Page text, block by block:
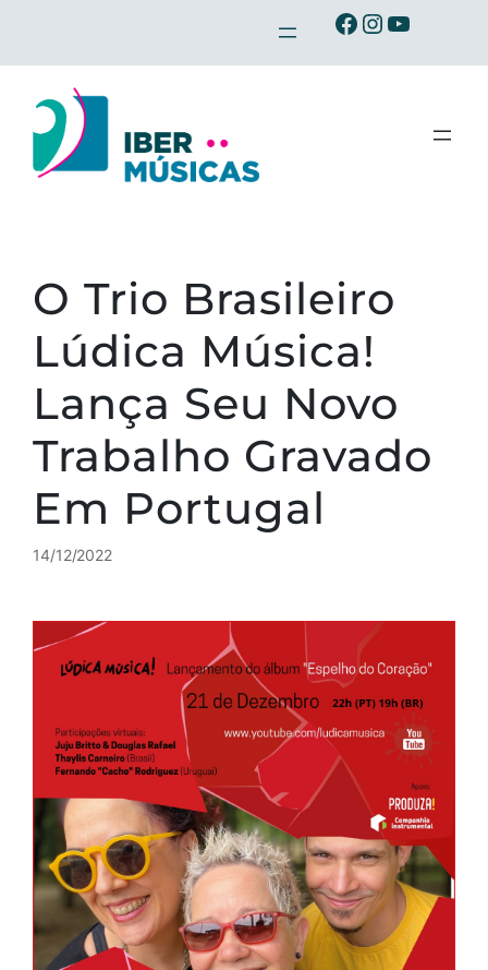
o
conteúdo
Ibermusicas no Facebook
Ibermusicas no Instagram
Ibermusicas no Youtube
O Trio Brasileiro
Lúdica Música!
Lança Seu Novo
Trabalho Gravado
Em Portugal
14/12/2022